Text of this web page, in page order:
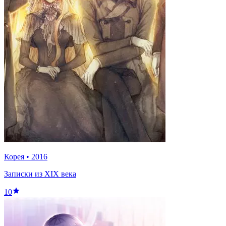
Корея • 2016
Записки из XIX века
10